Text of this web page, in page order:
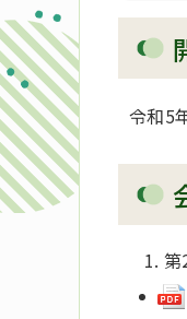
令和5
第